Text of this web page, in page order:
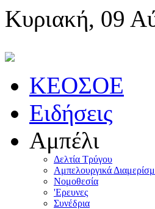
Κυριακή, 09
KEOΣOE
Ειδήσεις
Αμπέλι
Δελτία Τρύγου
Αμπελουργικά
Nομοθεσία
'Eρευνες
Συνέδρια